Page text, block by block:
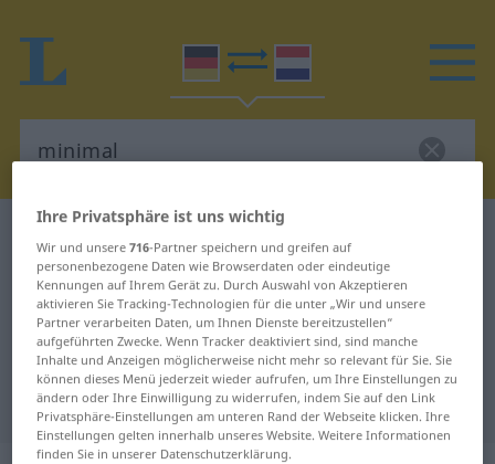
Deutsch-Niederländisch
Übersetzung für "minimal"
"minimal" Niederländisch
Übersetzung
Ihre Privatsphäre ist uns wichtig
Wir und unsere716-Partner speichern und greifen auf
personenbezogene Daten wie Browserdaten oder eindeutige
Kennungen auf Ihrem Gerät zu. Durch Auswahl von Akzeptieren
aktivieren Sie Tracking-Technologien für die unter „Wir und unsere
Partner verarbeiten Daten, um Ihnen Dienste bereitzustellen“
aufgeführten Zwecke. Wenn Tracker deaktiviert sind, sind manche
Inhalte und Anzeigen möglicherweise nicht mehr so relevant für Sie. Sie
können dieses Menü jederzeit wieder aufrufen, um Ihre Einstellungen zu
ändern oder Ihre Einwilligung zu widerrufen, indem Sie auf den Link
Privatsphäre-Einstellungen am unteren Rand der Webseite klicken. Ihre
Einstellungen gelten innerhalb unseres Website. Weitere Informationen
finden Sie in unserer Datenschutzerklärung.